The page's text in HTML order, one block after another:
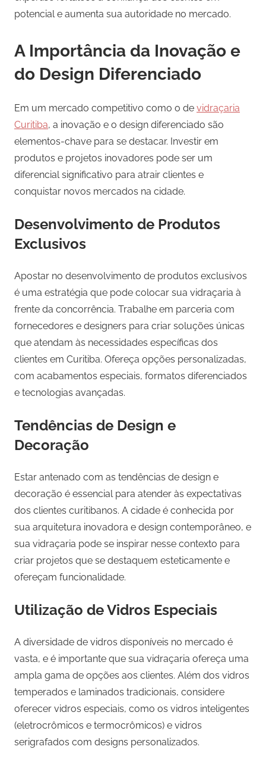
potencial e aumenta sua autoridade no mercado.
A Importância da Inovação e
do Design Diferenciado
Em um mercado competitivo como o de vidraçaria
Curitiba, a inovação e o design diferenciado são
elementos-chave para se destacar. Investir em
produtos e projetos inovadores pode ser um
diferencial significativo para atrair clientes e
conquistar novos mercados na cidade.
Desenvolvimento de Produtos
Exclusivos
Apostar no desenvolvimento de produtos exclusivos
é uma estratégia que pode colocar sua vidraçaria à
frente da concorrência. Trabalhe em parceria com
fornecedores e designers para criar soluções únicas
que atendam às necessidades específicas dos
clientes em Curitiba. Ofereça opções personalizadas,
com acabamentos especiais, formatos diferenciados
e tecnologias avançadas.
Tendências de Design e
Decoração
Estar antenado com as tendências de design e
decoração é essencial para atender às expectativas
dos clientes curitibanos. A cidade é conhecida por
sua arquitetura inovadora e design contemporâneo, e
sua vidraçaria pode se inspirar nesse contexto para
criar projetos que se destaquem esteticamente e
ofereçam funcionalidade.
Utilização de Vidros Especiais
A diversidade de vidros disponíveis no mercado é
vasta, e é importante que sua vidraçaria ofereça uma
ampla gama de opções aos clientes. Além dos vidros
temperados e laminados tradicionais, considere
oferecer vidros especiais, como os vidros inteligentes
(eletrocrômicos e termocrômicos) e vidros
serigrafados com designs personalizados.